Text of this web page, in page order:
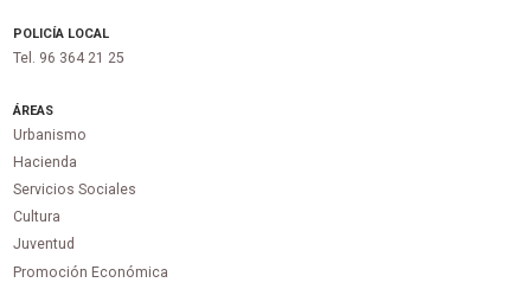
POLICÍA LOCAL
Tel. 96 364 21 25
ÁREAS
Urbanismo
Hacienda
Servicios Sociales
Cultura
Juventud
Promoción Económica